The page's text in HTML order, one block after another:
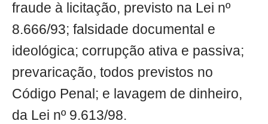
fraude à licitação, previsto na Lei nº
8.666/93; falsidade documental e
ideológica; corrupção ativa e passiva;
prevaricação, todos previstos no
Código Penal; e lavagem de dinheiro,
da Lei nº 9.613/98.